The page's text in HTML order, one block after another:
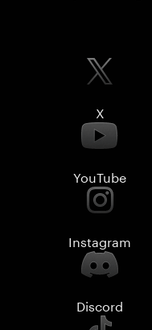
X
YouTube
Instagram
Discord